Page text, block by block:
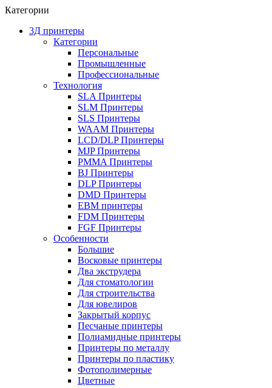
Категории
3Д принтеры
Категории
Персональные
Промышленные
Профессиональные
Технология
SLA Принтеры
SLM Принтеры
SLS Принтеры
WAAM Принтеры
LCD/DLP Принтеры
MJP Принтеры
PMMA Принтеры
BJ Принтеры
DLP Принтеры
DMD Принтеры
EBM принтеры
FDM Принтеры
FGF Принтеры
Особенности
Большие
Восковые принтеры
Два экструдера
Для стоматологии
Для строительства
Для ювелиров
Закрытый корпус
Песчаные принтеры
Полиамидные принтеры
Принтеры по металлу
Принтеры по пластику
Фотополимерные
Цветные